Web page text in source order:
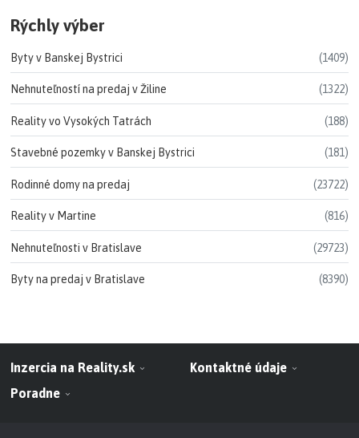
Rýchly výber
Byty v Banskej Bystrici (1409)
Nehnuteľností na predaj v Žiline (1322)
Reality vo Vysokých Tatrách (188)
Stavebné pozemky v Banskej Bystrici (181)
Rodinné domy na predaj (23722)
Reality v Martine (816)
Nehnuteľnosti v Bratislave (29723)
Byty na predaj v Bratislave (8390)
Inzercia na Reality.sk
Kontaktné údaje
Poradne